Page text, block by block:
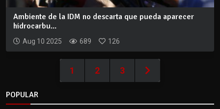
Ambiente de la IDM no descarta que pueda aparecer
hidrocarbu...
Aug 10 2025 689 126
1 2 3
POPULAR